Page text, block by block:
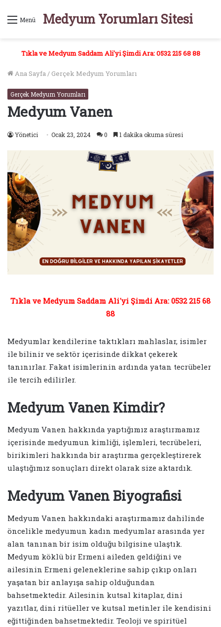
Menü Medyum Yorumları Sitesi
Tıkla ve Medyum Saddam Ali'yi Şimdi Ara: 0532 215 68 88
Ana Sayfa/ Gerçek Medyum Yorumları
Gerçek Medyum Yorumları
Medyum Vanen
Yönetici Ocak 23, 2024 0 1 dakika okuma süresi
Tıkla ve Medyum Saddam Ali'yi Şimdi Ara: 0532 215 68
88
Medyumlar kendilerine taktıkları mahlaslar, isimler
ile bilinir ve sektör içerisinde dikkat çekerek
tanınırlar. Fakat isimlerinin ardında yatan tecrübeler
ile tercih edilirler.
Medyum Vanen Kimdir?
Medyum Vanen hakkında yaptığımız araştırmamız
içerisinde medyumun kimliği, işlemleri, tecrübeleri,
birikimleri hakkında bir araştırma gerçekleştirerek
ulaştığımız sonuçları direkt olarak size aktardık.
Medyum Vanen Biyografisi
Medyum Vanen hakkındaki araştırmamız dahilinde
öncelikle medyumun kadın medyumlar arasında yer
alan tanınan bir isim olduğu bilgisine ulaştık.
Medyum köklü bir Ermeni aileden geldiğini ve
ailesinin Ermeni geleneklerine sahip çıkıp onları
yaşatan bir anlayışa sahip olduğundan
bahsetmektedir. Ailesinin kutsal kitaplar, dini
yazıtlar, dini ritüeller ve kutsal metinler ile kendisini
eğittiğinden bahsetmektedir. Teoloji ve spiritüel